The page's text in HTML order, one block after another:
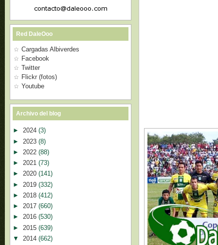
Red DaleOoo
Cargadas Albiverdes
Facebook
Twitter
Flickr (fotos)
Youtube
Archivo del blog
► 2024 (3)
► 2023 (8)
► 2022 (88)
► 2021 (73)
► 2020 (141)
► 2019 (332)
► 2018 (412)
► 2017 (660)
► 2016 (530)
► 2015 (639)
▼ 2014 (662)